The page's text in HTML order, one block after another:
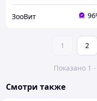
ЗооВит
1 2
Показано 1
Смотри также